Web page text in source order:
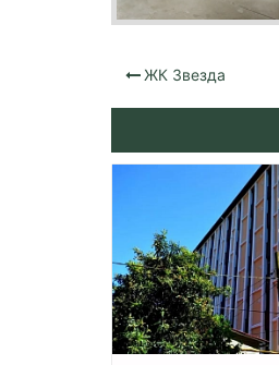
ЖК Звезда